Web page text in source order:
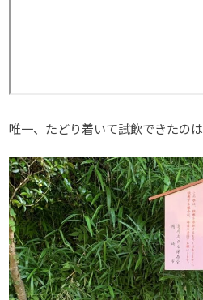
唯一、たどり着いて試飲できたのは